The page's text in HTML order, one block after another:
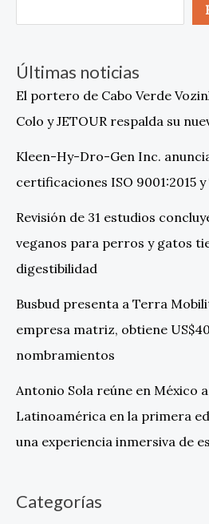
Últimas noticias
El portero de Cabo Verde
Colo y JETOUR respalda su
Kleen-Hy-Dro-Gen Inc.
certificaciones ISO 9001:2015 y
Revisión de 31 estudios
veganos para perros y gatos
digestibilidad
Busbud presenta a Terra
empresa matriz, obtiene
nombramientos
Antonio Sola reúne en México
Latinoamérica en la primera
una experiencia inmersiva de
Categorías